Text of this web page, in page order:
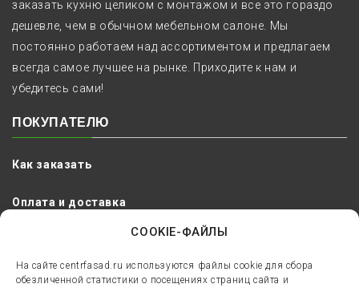
COOKIE-ФАЙЛЫ
На сайте centrfasad.ru используются файлы cookie для сбора
обезличенной статистики о посещениях страниц сайта и
заказать кухню целиком с монтажом и все это гораздо
дешевле, чем в обычном мебельном салоне. Мы
постоянно работаем над ассортиментом и предлагаем
всегда самое лучшее на рынке. Приходите к нам и
убедитесь сами!
ПОКУПАТЕЛЮ
Как заказать
Оплата и доставка
Наши работы